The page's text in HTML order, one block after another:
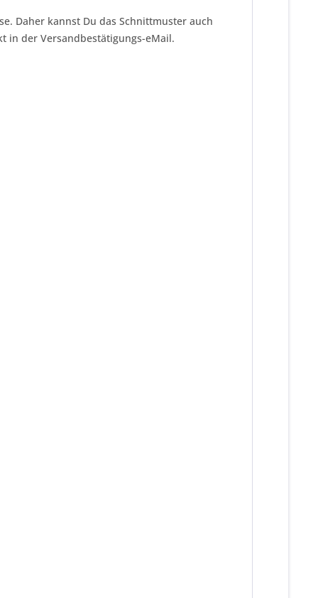
Daher kannst Du das Schnittmuster auch
in der Versandbestätigungs-eMail.